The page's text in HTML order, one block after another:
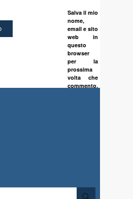
Salva il mio
nome,
email e sito
web in
questo
browser
per la
prossima
volta che
commento.